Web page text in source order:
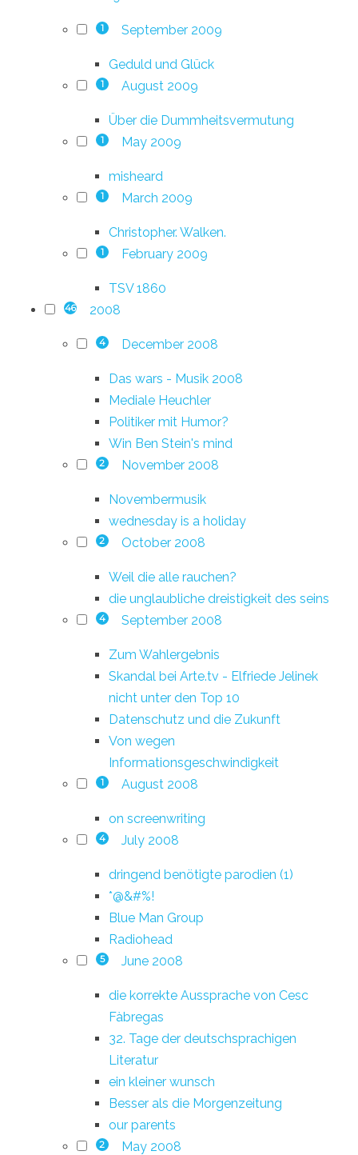
1 September 2009
Geduld und Glück
1 August 2009
Über die Dummheitsvermutung
1 May 2009
misheard
1 March 2009
Christopher. Walken.
1 February 2009
TSV 1860
46 2008
4 December 2008
Das wars - Musik 2008
Mediale Heuchler
Politiker mit Humor?
Win Ben Stein's mind
2 November 2008
Novembermusik
wednesday is a holiday
2 October 2008
Weil die alle rauchen?
die unglaubliche dreistigkeit des seins
4 September 2008
Zum Wahlergebnis
Skandal bei Arte.tv - Elfriede Jelinek
nicht unter den Top 10
Datenschutz und die Zukunft
Von wegen
Informationsgeschwindigkeit
1 August 2008
on screenwriting
4 July 2008
dringend benötigte parodien (1)
*@&#%!
Blue Man Group
Radiohead
5 June 2008
die korrekte Aussprache von Cesc
Fàbregas
32. Tage der deutschsprachigen
Literatur
ein kleiner wunsch
Besser als die Morgenzeitung
our parents
2 May 2008